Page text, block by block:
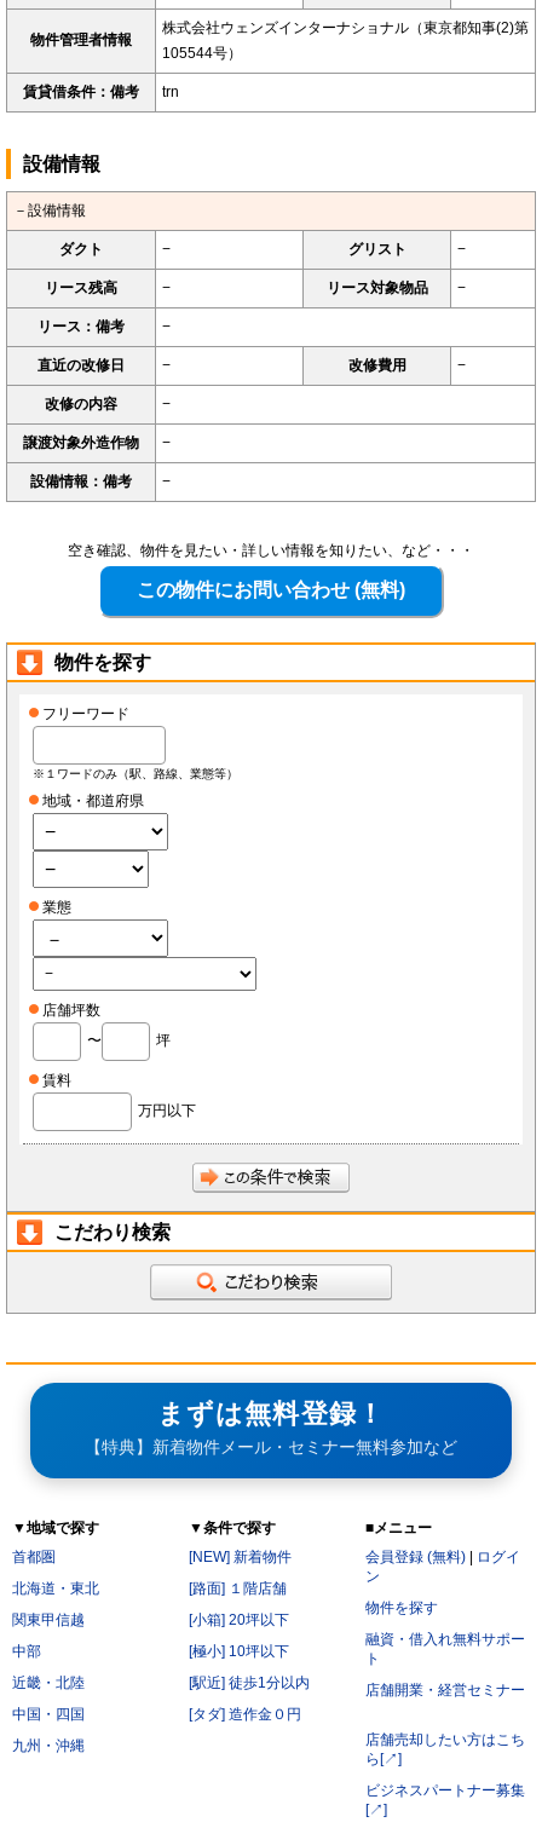
物件管理者情報
株式会社ウェンズインターナショナル（東京都知事(2)第
105544号）
賃貸借条件：備考 trn
設備情報
－設備情報
ダクト − グリスト −
リース残高 − リース対象物品 −
リース：備考 −
直近の改修日 − 改修費用 −
改修の内容 −
譲渡対象外造作物 −
設備情報：備考 −
空き確認、物件を見たい・詳しい情報を知りたい、など・・・
物件を探す
フリーワード
※１ワードのみ（駅、路線、業態等）
地域・都道府県
業態
店舗坪数
〜
坪
賃料
万円以下
こだわり検索
まずは無料登録！
【特典】新着物件メール・セミナー無料参加など
▼地域で探す
首都圏
北海道・東北
関東甲信越
中部
近畿・北陸
中国・四国
九州・沖縄
▼条件で探す
[NEW] 新着物件
[路面] １階店舗
[小箱] 20坪以下
[極小] 10坪以下
[駅近] 徒歩1分以内
[タダ] 造作金０円
■メニュー
会員登録 (無料)
ログイ
ン
物件を探す
融資・借入れ無料サポー
ト
店舗開業・経営セミナー
店舗売却したい方はこち
ら[↗]
ビジネスパートナー募集
[↗]